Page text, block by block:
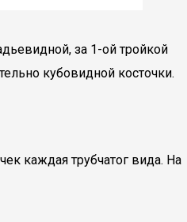
за 1-ой тройкой
кубовидной косточки.
каждая трубчатог вида. На